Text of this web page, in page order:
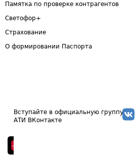
Памятка по проверке контрагентов
Светофор+
Страхование
О формировании Паспорта
Вступайте в официальную группу
АТИ ВКонтакте